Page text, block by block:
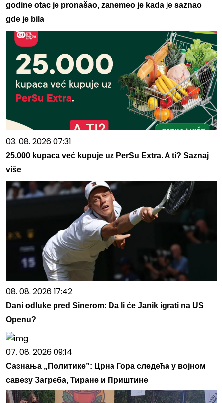
godine otac je pronašao, zanemeo je kada je saznao
gde je bila
03. 08. 2026 07:31
25.000 kupaca već kupuje uz PerSu Extra. A ti? Saznaj
više
08. 08. 2026 17:42
Dani odluke pred Sinerom: Da li će Janik igrati na US
Openu?
07. 08. 2026 09:14
Сазнања „Политике”: Црна Гора следећа у војном
савезу Загреба, Тиране и Приштине